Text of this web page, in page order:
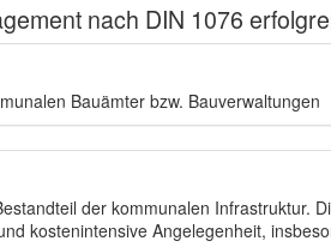
nach DIN 1076
Bauämter bzw. Bauverwaltungen
der kommunalen Infrastruktur.
kostenintensive Angelegenheit,